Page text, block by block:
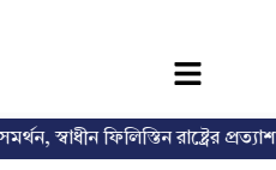
ফিলিস্তিন রাষ্ট্রের প্রত্যাশা